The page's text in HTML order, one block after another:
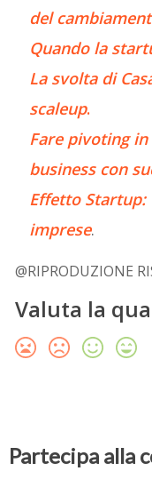
del
Quando la
La svolta di
scaleup.
Fare pivoting
business con
Effetto
imprese.
@RIPRODUZIONE
Valuta la
Partecipa alla